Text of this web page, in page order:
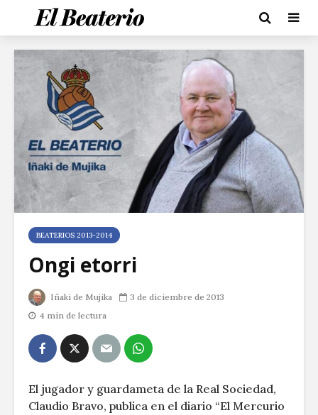
BEATERIOS 2013-2014
Ongi etorri
Iñaki de Mujika
3 de diciembre de 2013
4 min de lectura
El jugador y guardameta de la Real Sociedad,
Claudio Bravo, publica en el diario “El Mercurio